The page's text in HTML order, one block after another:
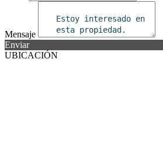
Mensaje
Enviar
UBICACIÓN